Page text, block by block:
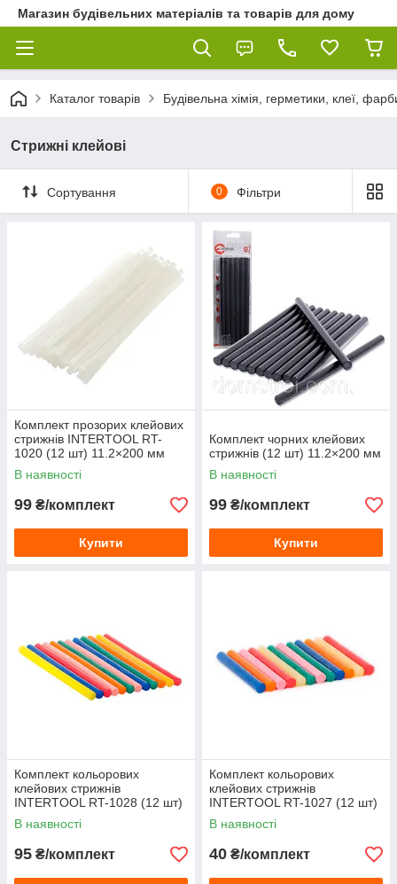
Магазин будівельних матеріалів та товарів для дому
Каталог товарів Будівельна хімія, герметики, клеї,
Стрижні клейові
Сортування 0 Фільтри
Комплект прозорих клейових
стрижнів INTERTOOL RT-
1020 (12 шт) 11.2×200 мм
В наявності
99 ₴/комплект
Купити
Комплект чорних клейових
стрижнів (12 шт) 11.2×200 мм
В наявності
99 ₴/комплект
Купити
Комплект кольорових
клейових стрижнів
INTERTOOL RT-1028 (12 шт)
11.2×200 мм
В наявності
95 ₴/комплект
Комплект кольорових
клейових стрижнів
INTERTOOL RT-1027 (12 шт)
11.2×100 мм
В наявності
40 ₴/комплект